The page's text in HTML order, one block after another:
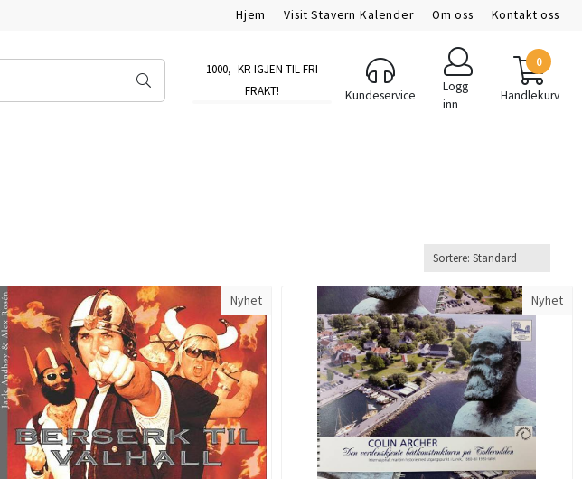
Hjem Visit Stavern Kalender Om oss Kontakt oss
1000,- KR IGJEN TIL FRI
FRAKT!
Kundeservice
Logg
inn
0
Handlekurv
Nyhet Nyhet